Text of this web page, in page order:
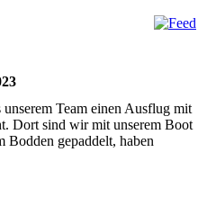
Team einen Ausflug mit
Dort sind wir mit unserem Boot
Bodden gepaddelt, haben